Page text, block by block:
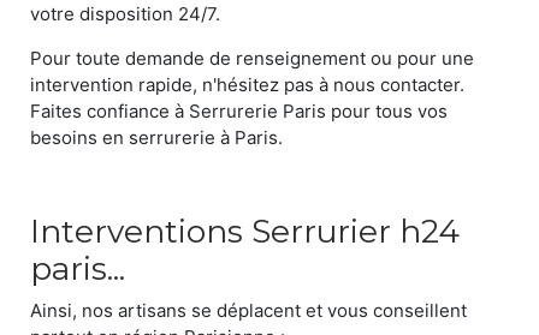
votre disposition 24/7.
Pour toute demande de renseignement ou pour une
intervention rapide, n'hésitez pas à nous contacter.
Faites confiance à Serrurerie Paris pour tous vos
besoins en serrurerie à Paris.
Interventions Serrurier h24
paris...
Ainsi, nos artisans se déplacent et vous conseillent